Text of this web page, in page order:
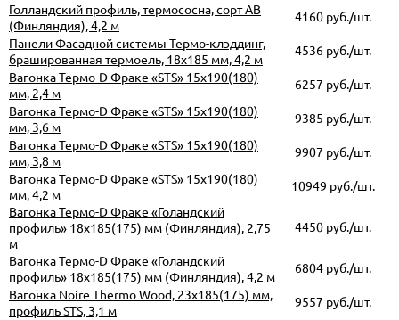
Голландский профиль, термососна, сорт АВ
(Финляндия), 4,2 м
4160 руб./шт.
Панели Фасадной системы Термо-клэддинг,
брашированная термоель, 18х185 мм, 4,2 м
4536 руб./шт.
Вагонка Термо-D Фраке «STS» 15х190(180)
мм, 2,4 м
6257 руб./шт.
Вагонка Термо-D Фраке «STS» 15х190(180)
мм, 3,6 м
9385 руб./шт.
Вагонка Термо-D Фраке «STS» 15х190(180)
мм, 3,8 м
9907 руб./шт.
Вагонка Термо-D Фраке «STS» 15х190(180)
мм, 4,2 м
10949 руб./шт.
Вагонка Термо-D Фраке «Голандский
профиль» 18х185(175) мм (Финляндия), 2,75
м
4450 руб./шт.
Вагонка Термо-D Фраке «Голандский
профиль» 18х185(175) мм (Финляндия), 4,2 м
6804 руб./шт.
Вагонка Noire Thermo Wood, 23х185(175) мм,
профиль STS, 3,1 м
9557 руб./шт.